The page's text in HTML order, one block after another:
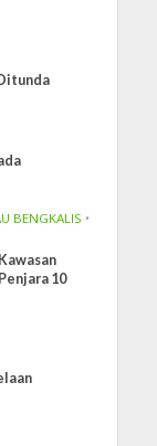
BENGKALIS •
10